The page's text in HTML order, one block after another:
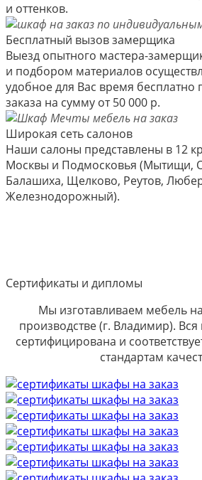
и оттенков.
Бесплатный вызов замерщика
Выезд опытного мастера-
и подбором материалов
удобное для Вас время
заказа на сумму от 50 000 р.
Широкая сеть салонов
Наши салоны представлены в 12
Москвы и Подмосковья (Мытищи,
Балашиха, Щелково, Реутов,
Железнодорожный).
Сертификаты и дипломы
Мы изготавливаем мебель
производстве (г. Владимир).
сертифицирована и
стандартам